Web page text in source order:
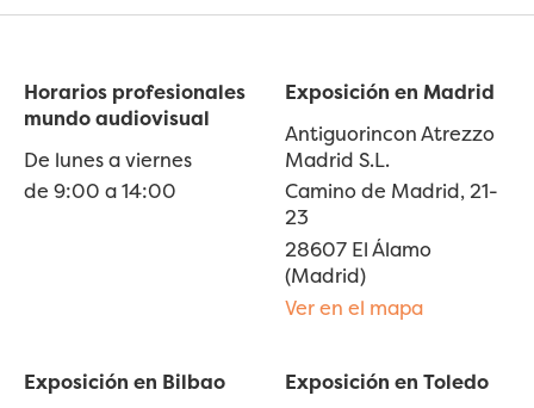
Horarios profesionales
mundo audiovisual
De lunes a viernes
de 9:00 a 14:00
Exposición en Madrid
Antiguorincon Atrezzo
Madrid S.L.
Camino de Madrid, 21-
23
28607 El Álamo
(Madrid)
Ver en el mapa
Exposición en Bilbao
Exposición en Toledo